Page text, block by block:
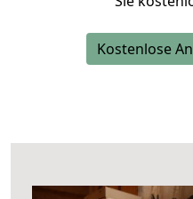
Kostenlose